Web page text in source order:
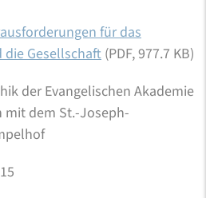
für das
Gesellschaft (PDF, 977.7 KB)
der Evangelischen Akademie
dem St.-Joseph-